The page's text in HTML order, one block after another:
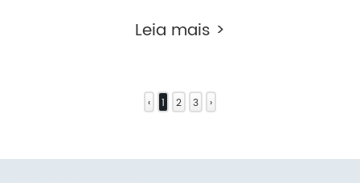
Leia mais >
‹ 1 2 3 ›